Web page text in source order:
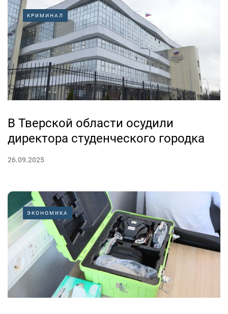
КРИМИНАЛ
В Тверской области осудили
директора студенческого городка
26.09.2025
ЭКОНОМИКА